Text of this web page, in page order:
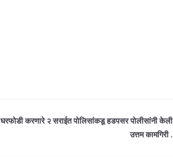
घरफोडी करणारे २ सराईत पोलिसांकडू हडपसर पोलीसांनी केली
उत्तम कामगिरी .